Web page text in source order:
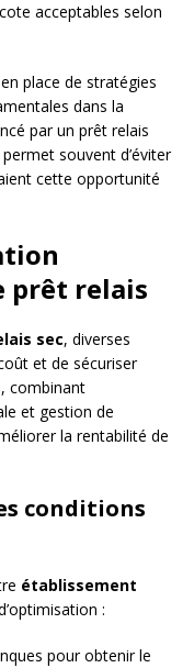
acceptables selon
place de stratégies
dans la
par un prêt relais
souvent d’éviter
cette opportunité
prêt relais
sec, diverses
et de sécuriser
combinant
et gestion de
la rentabilité de
conditions
établissement
:
pour obtenir le